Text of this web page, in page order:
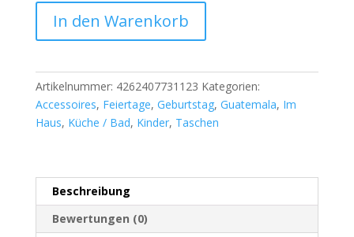
In den Warenkorb
Artikelnummer: 4262407731123 Kategorien:
Accessoires, Feiertage, Geburtstag, Guatemala, Im
Haus, Küche / Bad, Kinder, Taschen
Beschreibung
Bewertungen (0)